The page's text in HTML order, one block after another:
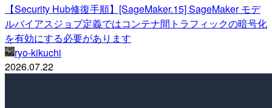
【Security Hub修復手順】[SageMaker.15] SageMaker モデ
ルバイアスジョブ定義ではコンテナ間トラフィックの暗号化
を有効にする必要があります
ryo-kikuchi
2026.07.22